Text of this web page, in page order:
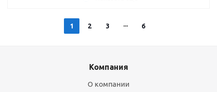
1 2 3 6
Компания
О компании